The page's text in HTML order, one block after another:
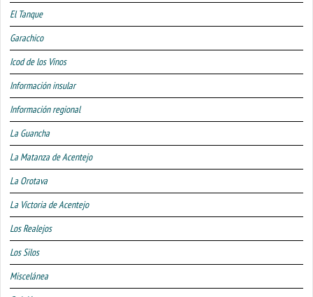
El Tanque
Garachico
Icod de los Vinos
Información insular
Información regional
La Guancha
La Matanza de Acentejo
La Orotava
La Victoria de Acentejo
Los Realejos
Los Silos
Miscelánea